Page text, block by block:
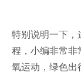
特别说明一下
程，小编非常
氧运动，绿色出